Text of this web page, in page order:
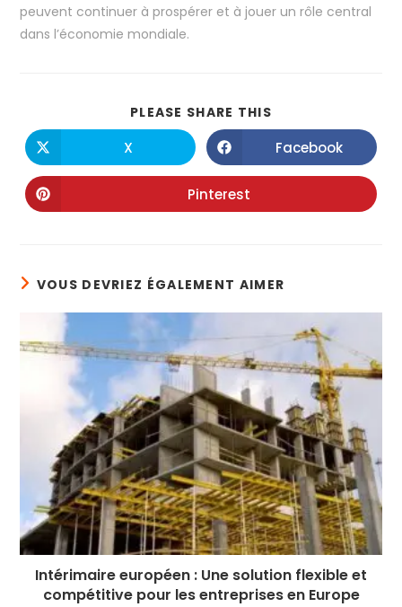
peuvent continuer à prospérer et à jouer un rôle central
dans l’économie mondiale.
PLEASE SHARE THIS
X Facebook
Pinterest
VOUS DEVRIEZ ÉGALEMENT AIMER
Intérimaire européen : Une solution flexible et
compétitive pour les entreprises en Europe